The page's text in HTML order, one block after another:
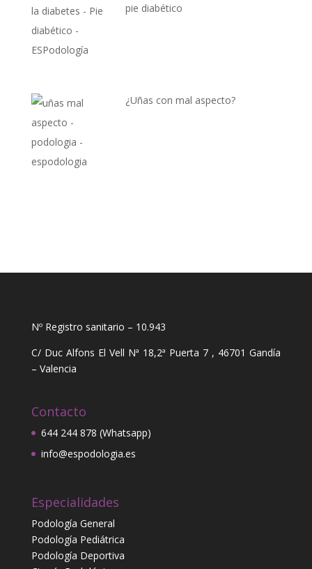
pie diabético
¿Uñas con mal aspecto?
Nº Registro sanitario – 10.943
C/ Duc Alfons El Vell Nª 18,2ª Puerta 7 , 46701 Gandía
– Valencia
Contacto
644 244 878 (Whatsapp)
info@espodologia.es
Especialidades
Podología General
Podología Pediátrica
Podología Deportiva